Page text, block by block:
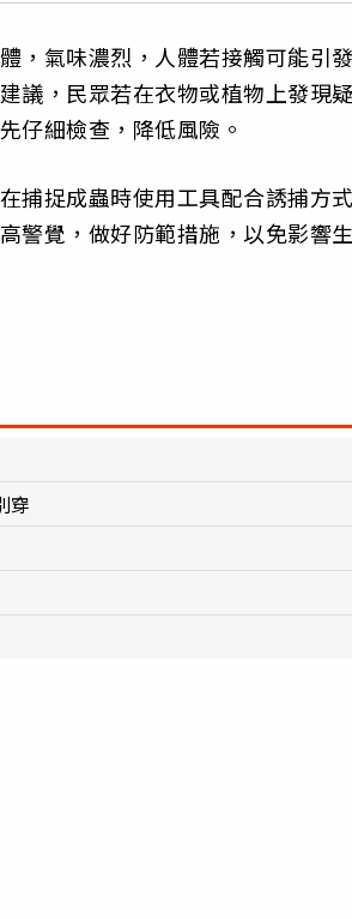
，氣味濃烈，人體若接觸可能引
議，民眾若在衣物或植物上發現
仔細檢查，降低風險。
捕捉成蟲時使用工具配合誘捕方
警覺，做好防範措施，以免影響
穿